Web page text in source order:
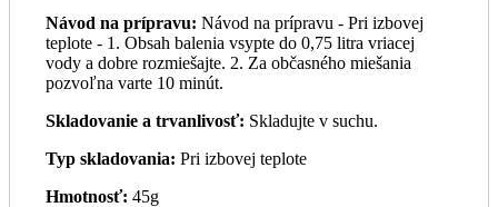
Návod na prípravu: Návod na prípravu - Pri izbovej
teplote - 1. Obsah balenia vsypte do 0,75 litra vriacej
vody a dobre rozmiešajte. 2. Za občasného miešania
pozvoľna varte 10 minút.
Skladovanie a trvanlivosť: Skladujte v suchu.
Typ skladovania: Pri izbovej teplote
Hmotnosť: 45g